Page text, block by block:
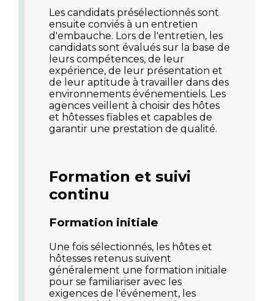
Les candidats présélectionnés sont
ensuite conviés à un entretien
d'embauche. Lors de l'entretien, les
candidats sont évalués sur la base de
leurs compétences, de leur
expérience, de leur présentation et
de leur aptitude à travailler dans des
environnements événementiels. Les
agences veillent à choisir des hôtes
et hôtesses fiables et capables de
garantir une prestation de qualité.
Formation et suivi
continu
Formation initiale
Une fois sélectionnés, les hôtes et
hôtesses retenus suivent
généralement une formation initiale
pour se familiariser avec les
exigences de l'événement, les